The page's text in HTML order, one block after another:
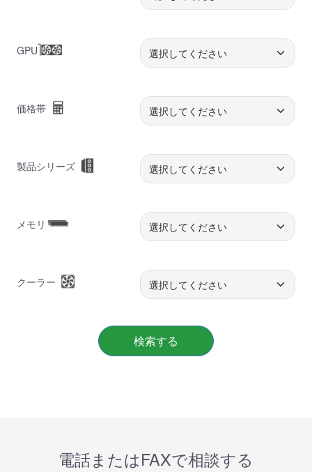
GPU
価格帯
製品シリーズ
メモリ
クーラー
検索する
電話またはFAXで相談する